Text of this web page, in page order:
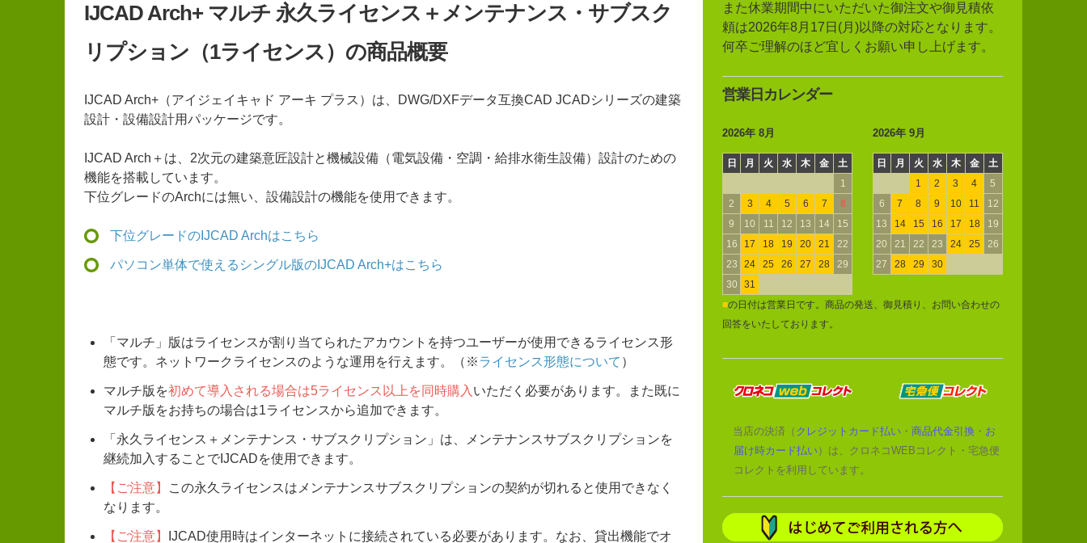
IJCAD Arch+ マルチ 永久ライセンス＋メンテナンス・サブスク
リプション（1ライセンス）の商品概要
IJCAD Arch+（アイジェイキャド アーキ プラス）は、DWG/DXFデータ互換CAD JCADシリーズの建築
設計・設備設計用パッケージです。
IJCAD Arch＋は、2次元の建築意匠設計と機械設備（電気設備・空調・給排水衛生設備）設計のための
機能を搭載しています。
下位グレードのArchには無い、設備設計の機能を使用できます。
下位グレードのIJCAD Archはこちら
パソコン単体で使えるシングル版のIJCAD Arch+はこちら
「マルチ」版はライセンスが割り当てられたアカウントを持つユーザーが使用できるライセンス形
態です。ネットワークライセンスのような運用を行えます。（※ライセンス形態について ）
マルチ版を初めて導入される場合は5ライセンス以上を同時購入 いただく必要があります。また既に
マルチ版をお持ちの場合は1ライセンスから追加できます。
「永久ライセンス＋メンテナンス・サブスクリプション」は、メンテナンスサブスクリプションを
継続加入することでIJCADを使用できます。
【ご注意】
この永久ライセンスはメンテナンスサブスクリプションの契約が切れると使用できなく
なります。
【ご注意】
IJCAD使用時はインターネットに接続されている必要があります。なお、貸出機能でオ
また休業期間中にいただいた御注文や御見積依
頼は2026年8月17日(月)以降の対応となります。
何卒ご理解のほど宜しくお願い申し上げます。
営業日カレンダー
2026年 8月
日 月 火 水 木 金
土
1
2
3 4 5 6 7
8
9
10 11 12 13 14
15
16
17 18 19 20 21
22
23
24 25 26 27 28
29
30
31
2026年 9月
日 月 火 水 木 金
土
1
2 3 4
5
6
7 8 9 10 11
12
13
14 15 16 17 18
19
20
21 22 23 24 25
26
27
28 29 30
■の日付は営業日です。商品の発送、御見積り、お問い合わせの
回答をいたしております。
当店の決済（ クレジットカード払い ・商品代金引換 ・ お
届け時カード払い）は、クロネコWEBコレクト・宅急便
コレクトを利用しています。